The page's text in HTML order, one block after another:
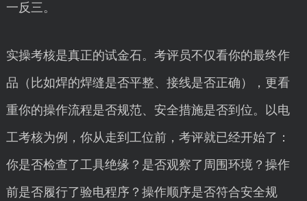
一反三。
实操考核是真正的试金石。考评员不仅看你的最终作
品（比如焊的焊缝是否平整、接线是否正确），更看
重你的操作流程是否规范、安全措施是否到位。以电
工考核为例，你从走到工位前，考评就已经开始了：
你是否检查了工具绝缘？是否观察了周围环境？操作
前是否履行了验电程序？操作顺序是否符合安全规